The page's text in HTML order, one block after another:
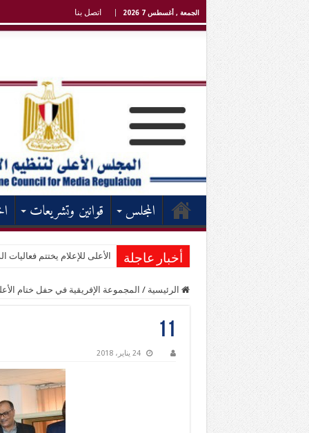
الجمعة , أغسطس 7 2026 اتصل بنا
المجلس قوانين وتشريعات
أخبار عاجلة الأعلى للإعلام يختتم فعاليات
الرئيسية / المجموعة الإفريقية في حفل ختام
11
24 يناير، 2018